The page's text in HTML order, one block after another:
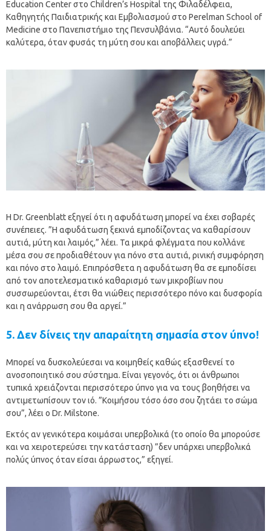
Education Center στο Children’s Hospital της Φιλαδέλφεια,
Καθηγητής Παιδιατρικής και Εμβολιασμού στο Perelman School of
Medicine στο Πανεπιστήμιο της Πενσυλβάνια. “Αυτό δουλεύει
καλύτερα, όταν φυσάς τη μύτη σου και αποβάλλεις υγρά.”
Η Dr. Greenblatt εξηγεί ότι η αφυδάτωση μπορεί να έχει σοβαρές
συνέπειες. ”Η αφυδάτωση ξεκινά εμποδίζοντας να καθαρίσουν
αυτιά, μύτη και λαιμός,” λέει. Τα μικρά φλέγματα που κολλάνε
μέσα σου σε προδιαθέτουν για πόνο στα αυτιά, ρινική συμφόρηση
και πόνο στο λαιμό. Επιπρόσθετα η αφυδάτωση θα σε εμποδίσει
από τον αποτελεσματικό καθαρισμό των μικροβίων που
συσσωρεύονται, έτσι θα νιώθεις περισσότερο πόνο και δυσφορία
και η ανάρρωση σου θα αργεί.”
5. Δεν δίνεις την απαραίτητη σημασία στον ύπνο!
Μπορεί να δυσκολεύεσαι να κοιμηθείς καθώς εξασθενεί το
ανοσοποιητικό σου σύστημα. Είναι γεγονός, ότι οι άνθρωποι
τυπικά χρειάζονται περισσότερο ύπνο για να τους βοηθήσει να
αντιμετωπίσουν τον ιό. ”Κοιμήσου τόσο όσο σου ζητάει το σώμα
σου”, λέει ο Dr. Milstone.
Εκτός αν γενικότερα κοιμάσαι υπερβολικά (το οποίο θα μπορούσε
και να χειροτερεύσει την κατάσταση) ”δεν υπάρχει υπερβολικά
πολύς ύπνος όταν είσαι άρρωστος,” εξηγεί.